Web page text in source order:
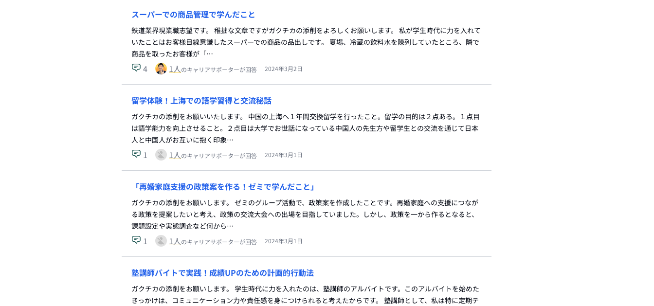
スーパーでの商品管理で学んだこと
鉄道業界現業職志望です。 稚拙な文章ですがガクチカの添削をよろしくお願いします。 私が学生時代に力を入れて
いたことはお客様目線意識したスーパーでの商品の品出しです。 夏場、冷蔵の飲料水を陳列していたところ、隣で
商品を取ったお客様が「…
4 1人のキャリアサポーターが回答 2024年3月2日
留学体験！上海での語学習得と交流秘話
ガクチカの添削をお願いいたします。 中国の上海へ１年間交換留学を行ったこと。留学の目的は２点ある。１点目
は語学能力を向上させること。２点目は大学でお世話になっている中国人の先生方や留学生との交流を通じて日本
人と中国人がお互いに抱く印象…
1 1人のキャリアサポーターが回答 2024年3月1日
「再婚家庭支援の政策案を作る！ゼミで学んだこと」
ガクチカの添削をお願いします。 ゼミのグループ活動で、政策案を作成したことです。再婚家庭への支援につなが
る政策を提案したいと考え、政策の交流大会への出場を目指していました。しかし、政策を一から作るとなると、
課題設定や実態調査など何から…
1 1人のキャリアサポーターが回答 2024年3月1日
塾講師バイトで実践！成績UPのための計画的行動法
ガクチカの添削をお願いします。 学生時代に力を入れたのは、塾講師のアルバイトです。このアルバイトを始めた
きっかけは、コミュニケーション力や責任感を身につけられると考えたからです。 塾講師として、私は特に定期テ